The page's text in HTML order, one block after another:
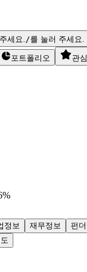
세요./를 눌러 주세요.
포트폴리오 관
정보 재무정보 펀